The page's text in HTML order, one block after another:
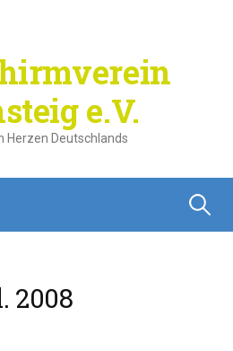
e.V.
Herzen Deutschlands
Suchen
2008